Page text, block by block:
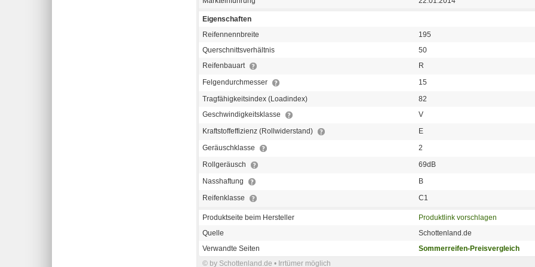
Eigenschaften
Reifennennbreite
195
Querschnittsverhältnis
50
Reifenbauart
R
Felgendurchmesser
15
Tragfähigkeitsindex (Loadindex)
82
Geschwindigkeitsklasse
V
Kraftstoffeffizienz (Rollwiderstand)
E
Geräuschklasse
2
Rollgeräusch
69dB
Nasshaftung
B
Reifenklasse
C1
Produktseite beim Hersteller
Produktlink vorschlagen
Quelle
Schottenland.de
Verwandte Seiten
Sommerreifen-Preisvergleich
© by Schottenland.de • Irrtümer möglich